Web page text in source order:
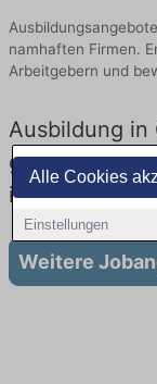
Alle Cookies
Einstellungen
namhaften Firmen.
Arbeitgebern und
Ausbildung in
gibt es keine
in Geseke
Weitere